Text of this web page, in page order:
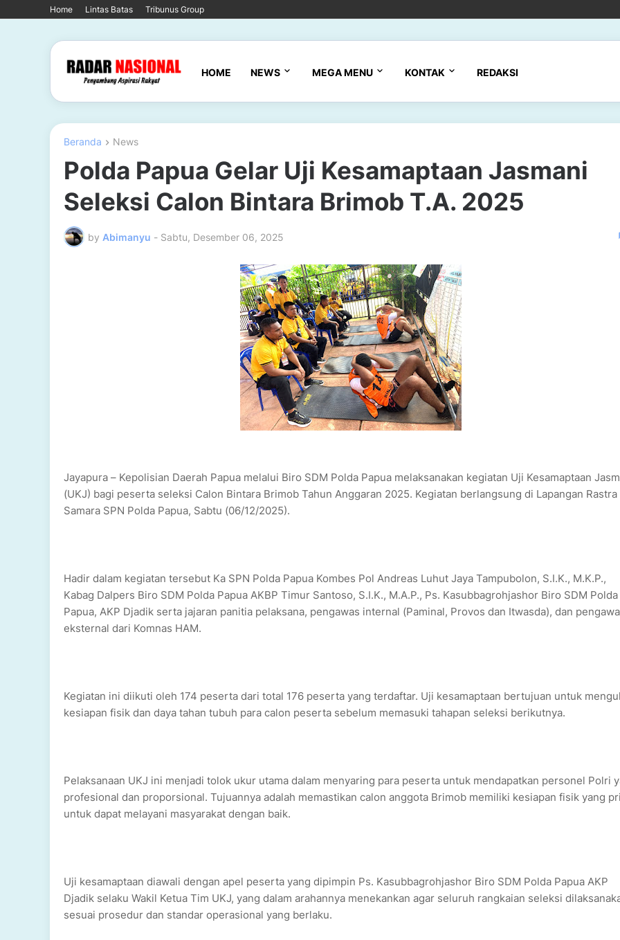
Home Lintas Batas Tribunus Group
HOME NEWS MEGA MENU KONTAK REDAKSI
Beranda News
Polda Papua Gelar Uji Kesamaptaan Jasmani
Seleksi Calon Bintara Brimob T.A. 2025
by Abimanyu - Sabtu, Desember 06, 2025
Jayapura – Kepolisian Daerah Papua melalui Biro SDM Polda Papua melaksanakan kegiatan Uji Kesamaptaan
(UKJ) bagi peserta seleksi Calon Bintara Brimob Tahun Anggaran 2025. Kegiatan berlangsung di Lapangan Rastra
Samara SPN Polda Papua, Sabtu (06/12/2025).
Hadir dalam kegiatan tersebut Ka SPN Polda Papua Kombes Pol Andreas Luhut Jaya Tampubolon, S.I.K., M.K.P.,
Kabag Dalpers Biro SDM Polda Papua AKBP Timur Santoso, S.I.K., M.A.P., Ps. Kasubbagrohjashor Biro SDM Polda
Papua, AKP Djadik serta jajaran panitia pelaksana, pengawas internal (Paminal, Provos dan Itwasda), dan
eksternal dari Komnas HAM.
Kegiatan ini diikuti oleh 174 peserta dari total 176 peserta yang terdaftar. Uji kesamaptaan bertujuan untuk
kesiapan fisik dan daya tahan tubuh para calon peserta sebelum memasuki tahapan seleksi berikutnya.
Pelaksanaan UKJ ini menjadi tolok ukur utama dalam menyaring para peserta untuk mendapatkan personel Polri
profesional dan proporsional. Tujuannya adalah memastikan calon anggota Brimob memiliki kesiapan fisik yang
untuk dapat melayani masyarakat dengan baik.
Uji kesamaptaan diawali dengan apel peserta yang dipimpin Ps. Kasubbagrohjashor Biro SDM Polda Papua AKP
Djadik selaku Wakil Ketua Tim UKJ, yang dalam arahannya menekankan agar seluruh rangkaian seleksi
sesuai prosedur dan standar operasional yang berlaku.